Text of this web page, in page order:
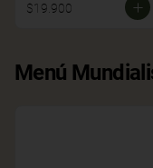
$19.900
Menú